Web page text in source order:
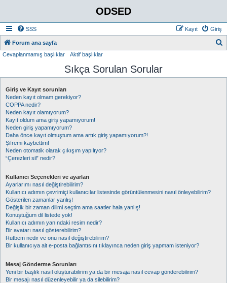
ODSED
SSS Giriş
Kayıt
Forum ana sayfa
Cevaplanmamış başlıklar Aktif başlıklar
Sıkça Sorulan Sorular
Giriş ve Kayıt sorunları
Neden kayıt olmam gerekiyor?
COPPA nedir?
Neden kayıt olamıyorum?
Kayıt oldum ama giriş yapamıyorum!
Neden giriş yapamıyorum?
Daha önce kayıt olmuştum ama artık giriş yapamıyorum?!
Şifremi kaybettim!
Neden otomatik olarak çıkışım yapılıyor?
“Çerezleri sil” nedir?
Kullanıcı Seçenekleri ve ayarları
Ayarlarımı nasıl değiştirebilirim?
Kullanıcı adımın çevrimiçi kullanıcılar listesinde görüntülenmesini nasıl önleyebilirim?
Gösterilen zamanlar yanlış!
Değişik bir zaman dilimi seçtim ama saatler hala yanlış!
Konuştuğum dil listede yok!
Kullanıcı adımın yanındaki resim nedir?
Bir avatarı nasıl gösterebilirim?
Rütbem nedir ve onu nasıl değiştirebilirim?
Bir kullanıcıya ait e-posta bağlantısını tıklayınca neden giriş yapmam isteniyor?
Mesaj Gönderme Sorunları
Yeni bir başlık nasıl oluşturabilirim ya da bir mesaja nasıl cevap gönderebilirim?
Bir mesajı nasıl düzenleyebilir ya da silebilirim?